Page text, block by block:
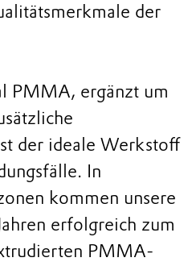
der
PMMA, ergänzt um
der ideale Werkstoff
In
kommen unsere
erfolgreich zum
PMMA-